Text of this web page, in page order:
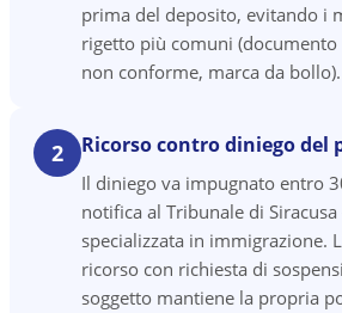
prima del deposito, evitando i
rigetto più comuni
non conforme, marca da bollo).
2 Ricorso contro diniego del
Il diniego va impugnato entro
notifica al Tribunale di
specializzata in immigrazione.
ricorso con richiesta di
soggetto mantiene la propria